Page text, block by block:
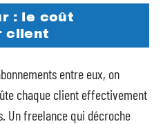
: le coût
client
entre eux, on
chaque client effectivement
Un freelance qui décroche